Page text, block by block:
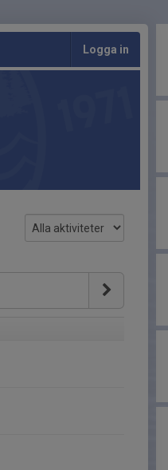
Logga in